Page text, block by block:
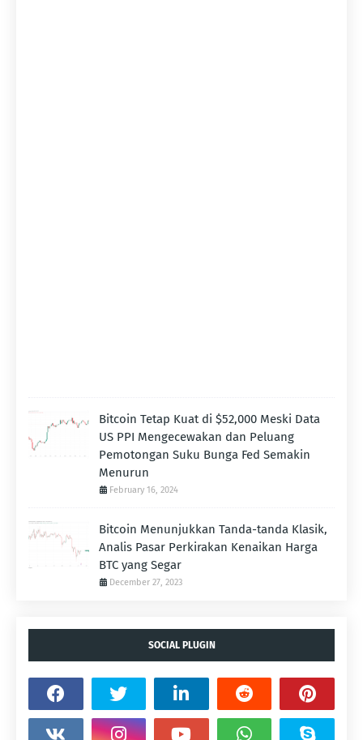
Bitcoin Tetap Kuat di $52,000 Meski Data
US PPI Mengecewakan dan Peluang
Pemotongan Suku Bunga Fed Semakin
Menurun
February 16, 2024
Bitcoin Menunjukkan Tanda-tanda Klasik,
Analis Pasar Perkirakan Kenaikan Harga
BTC yang Segar
December 27, 2023
SOCIAL PLUGIN